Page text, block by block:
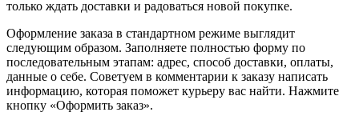
только ждать доставки и радоваться новой покупке.
Оформление заказа в стандартном режиме выглядит
следующим образом. Заполняете полностью форму по
последовательным этапам: адрес, способ доставки, оплаты,
данные о себе. Советуем в комментарии к заказу написать
информацию, которая поможет курьеру вас найти. Нажмите
кнопку «Оформить заказ».